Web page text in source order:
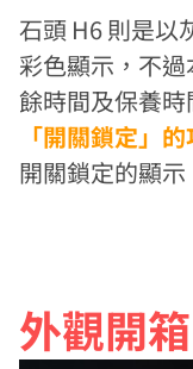
石頭 H6 則是以
彩色顯示，不
餘時間及保養時
「開關鎖定」
開關鎖定的顯示
外觀開箱